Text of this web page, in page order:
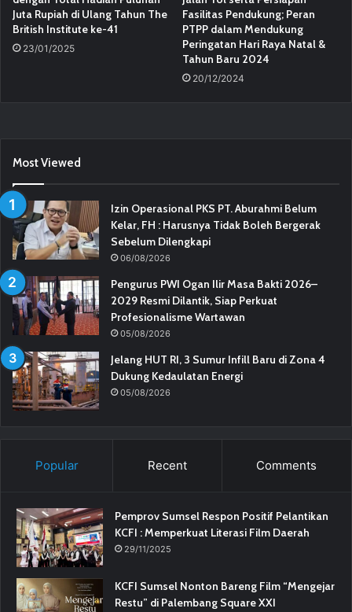
Juta Rupiah di Ulang Tahun The
British Institute ke-41
23/01/2025
Fasilitas Pendukung; Peran
PTPP dalam Mendukung
Peringatan Hari Raya Natal &
Tahun Baru 2024
20/12/2024
Most Viewed
Izin Operasional PKS PT. Aburahmi Belum
Kelar, FH : Harusnya Tidak Boleh Bergerak
Sebelum Dilengkapi
06/08/2026
Pengurus PWI Ogan Ilir Masa Bakti 2026–
2029 Resmi Dilantik, Siap Perkuat
Profesionalisme Wartawan
05/08/2026
Jelang HUT RI, 3 Sumur Infill Baru di Zona 4
Dukung Kedaulatan Energi
05/08/2026
Popular Recent Comments
Pemprov Sumsel Respon Positif Pelantikan
KCFI : Memperkuat Literasi Film Daerah
29/11/2025
KCFI Sumsel Nonton Bareng Film “Mengejar
Restu” di Palembang Square XXI